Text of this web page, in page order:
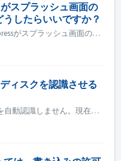
がスプラッシュ画面の
したらいいですか？
Nero Burning ROMまたはNero Expressがスプラッシュ画面のみでアプリケーションウィンドウが表示されない場合は、お使いのコンピュータに動作しないディスクドライブがないかどうかを確認してください。 このようなディスクドライブが存在する場合、Nero Burning ROMの起動に失敗すること...
ディスクを認識させる
Neroが800M(90分)のCDディスクを自動認識しません。現在も700M(80分)として認識されています。 800M近いデータをフルディスクで書き込む必要がある場合は、「OverBurn」機能を有効にすることができます。 Nero Burning ROM/Nero Expressの「オプション」ダ...